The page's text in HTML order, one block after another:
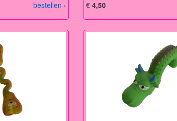
bestellen ›
€ 4,50